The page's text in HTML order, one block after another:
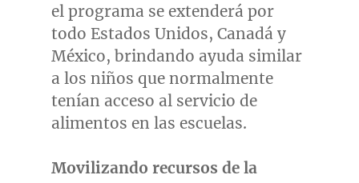
el programa se extenderá por
todo Estados Unidos, Canadá y
México, brindando ayuda similar
a los niños que normalmente
tenían acceso al servicio de
alimentos en las escuelas.
Movilizando recursos de la